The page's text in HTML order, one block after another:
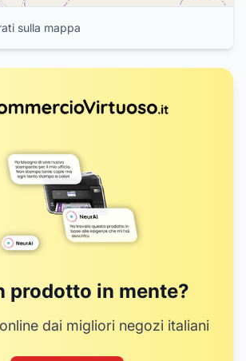
i sulla mappa
prodotto in mente?
dai migliori negozi italiani